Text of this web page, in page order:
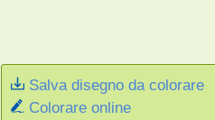
Salva disegno da colorare
Colorare online